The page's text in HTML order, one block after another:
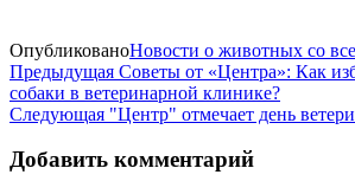
ОпубликованоНовости о животных со
Предыдущая Советы от «Центра»: Как
собаки в ветеринарной клинике?
Следующая "Центр" отмечает день
Добавить комментарий